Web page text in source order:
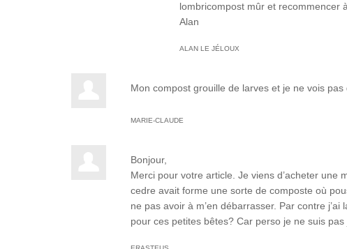
lombricompost mûr et recommencer
Alan
ALAN LE JÉLOUX
Mon compost grouille de larves et je ne vois
MARIE-CLAUDE
Bonjour,
Merci pour votre article. Je viens d’acheter une
cedre avait forme une sorte de composte où
ne pas avoir à m’en débarrasser. Par contre
pour ces petites bêtes? Car perso je ne suis